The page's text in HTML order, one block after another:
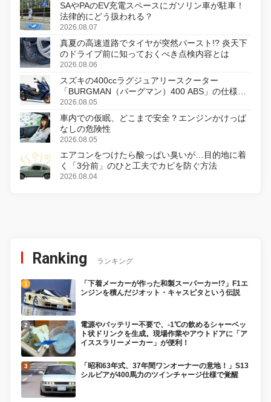
SAやPAのEV充電スペースにガソリン車が駐車！
法律的にどう扱われる？
2026.08.07
真夏の高速道路でタイヤが突然バースト!? 炎天下
のドライブ前に知っておくべき点検内容とは
2026.08.06
スズキの400ccラグジュアリースクーター
「BURGMAN（バーグマン）400 ABS」の仕様を
変更し、8月18日に発売
2026.08.05
車内での仮眠、どこまで安全？エンジンかけっぱ
なしの危険性
2026.08.05
エアコンをつけたら酸っぱい臭いが…目的地に着
く「3分前」のひと工夫でカビを防ぐ方法
2026.08.04
Ranking ランキング
「下着メーカーが作った和製スーパーカー!?」F1エ
ンジンを積んだジオット・キャスピタという伝説
電源やバッテリー不要で、-1℃の飲めるシャーベッ
ト状ドリンクを生成。現場作業やアウトドアに「ア
イススラリーメーカー」が便利！
「昭和63年式、37年間ワンオーナーの意地！」S13
シルビアが400馬力のツインチャージ仕様で覚醒